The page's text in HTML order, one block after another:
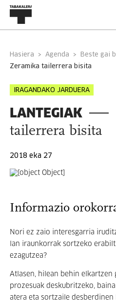
Hasiera Agenda
Beste gai
zeramika tailerrera bisita
IRAGANDAKO JARDUERA
LANTEGIAK
tailerrera bisita
2018 eka 27
Informazio
Nori ez zaio interesgarria
lan iraunkorrak sortzeko
ezagutzea?
Atlasen, hilean behin elkartzen
prozesuak deskubritzeko,
atera eta sortzaile